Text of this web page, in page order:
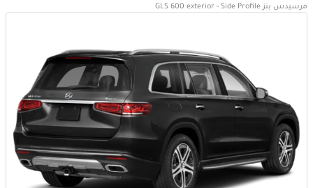
مرسيدس بنز GLS 600 exterior - Side Profile